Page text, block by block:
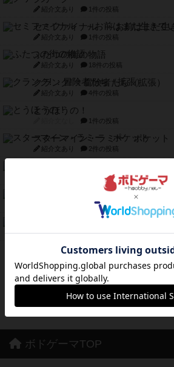
紹介文あり 1件の投稿
セミファイナル ～お前はまだ生
紹介文あり 1件の投稿
ふたつの街の物語
紹介文あり 18件の投稿
クランク! ：冒険者たち（拡張）
紹介文あり 4件の投稿
とうほうの！
1件の投稿
スターマイン・ラミー ポケット
紹介文あり 2件の投稿
1件の投稿
スーパーストア3000
1件の投稿
紹介文なし 2件の投稿
※Apple、Apple のロゴ は、米国および他の国々で登録され
※App Store は、Apple Inc.のサービスマークです。
※Android は、グーグル インコーポレイテッドの商標または
ボドゲーマTOP